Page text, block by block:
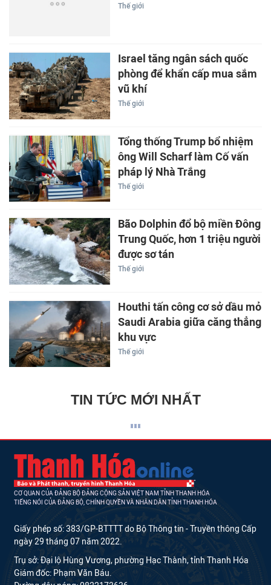
Thế giới
Israel tăng ngân sách quốc
phòng để khẩn cấp mua sắm
vũ khí
Thế giới
Tổng thống Trump bổ nhiệm
ông Will Scharf làm Cố vấn
pháp lý Nhà Trắng
Thế giới
Bão Dolphin đổ bộ miền Đông
Trung Quốc, hơn 1 triệu người
được sơ tán
Thế giới
Houthi tấn công cơ sở dầu mỏ
Saudi Arabia giữa căng thẳng
khu vực
Thế giới
TIN TỨC MỚI NHẤT
CƠ QUAN CỦA ĐẢNG BỘ ĐẢNG CỘNG SẢN VIỆT NAM TỈNH THANH HÓA
TIẾNG NÓI CỦA ĐẢNG BỘ, CHÍNH QUYỀN VÀ NHÂN DÂN TỈNH THANH HÓA
Giấy phép số: 383/GP-BTTTT do Bộ Thông tin - Truyền thông Cấp
ngày 29 tháng 07 năm 2022.
Trụ sở: Đại lộ Hùng Vương, phường Hạc Thành, tỉnh Thanh Hóa
Giám đốc: Phạm Văn Báu.